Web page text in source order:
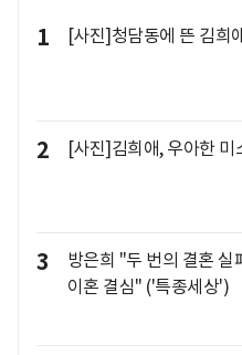
1 [사진]청담동에 뜬 김희
2 [사진]김희애, 우아한 미
3
방은희 "두 번의 결혼 실
이혼 결심" ('특종세상')